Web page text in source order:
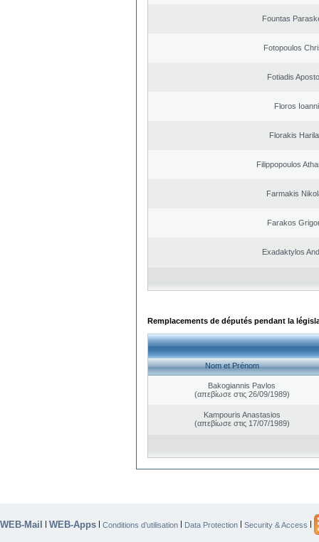
Fountas
Fotopoulos
Fotiadis
Floros
Florakis
Filippopoulos
Farmakis
Farakos
Exadaktylos
Remplacements de députés pendant la
Nom et Prénom
Bakogiannis Pavlos
(απεβίωσε στις 26/09/1989)
Kampouris Anastasios
(απεβίωσε στις 17/07/1989)
WEB-Mail | WEB-Apps | Conditions d’utilisation | Data Protection | Security & Access |